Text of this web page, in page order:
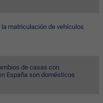
matriculación de vehículos
de casas con
España son domésticos